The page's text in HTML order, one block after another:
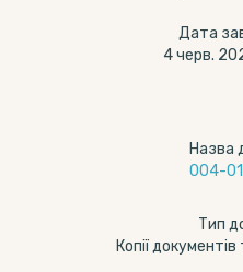
Дата
4 черв.
Назва
004-
Тип
Копії